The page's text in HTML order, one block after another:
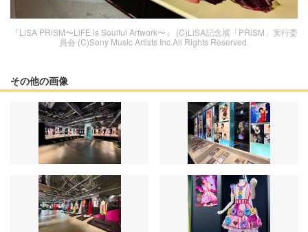
『LiSA PRiSM〜LiFE is Soulful Artwork〜』 (C)LiSA記念展「PRiSM」実行委
員会 (C)Sony Music Artists Inc.All Rights Reserved.
その他の画像